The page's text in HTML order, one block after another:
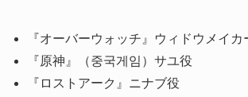
『オーバーウォッチ』ウィドウメイカ
『原神』（중국게임）サユ役
『ロストアーク』ニナブ役